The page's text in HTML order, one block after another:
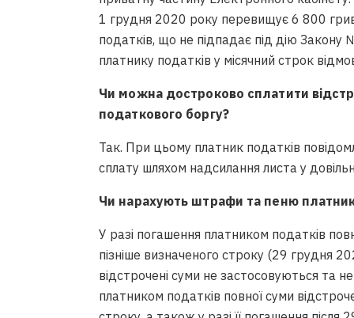
1 грудня 2020 року перевищує 6 800
податків, що не підпадає під дію
платнику податків у місячний строк
Чи можна достроково сплатити
податкового боргу?
Так. При цьому платник податків
сплату шляхом надсилання листа у
Чи нарахують штрафи та пеню
У разі погашення платником податків
пізніше визначеного строку (29 грудня
відстрочені суми не застосовуються та
платником податків повної суми